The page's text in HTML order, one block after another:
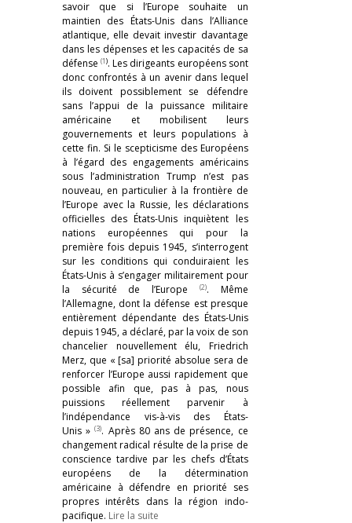
savoir que si l’Europe souhaite un
maintien des États-Unis dans l’Alliance
atlantique, elle devait investir davantage
dans les dépenses et les capacités de sa
défense(1). Les dirigeants européens sont
donc confrontés à un avenir dans lequel
ils doivent possiblement se défendre
sans l’appui de la puissance militaire
américaine et mobilisent leurs
gouvernements et leurs populations à
cette fin. Si le scepticisme des Européens
à l’égard des engagements américains
sous l’administration Trump n’est pas
nouveau, en particulier à la frontière de
l’Europe avec la Russie, les déclarations
officielles des États-Unis inquiètent les
nations européennes qui pour la
première fois depuis 1945, s’interrogent
sur les conditions qui conduiraient les
États-Unis à s’engager militairement pour
la sécurité de l’Europe
(2). Même
l’Allemagne, dont la défense est presque
entièrement dépendante des États-Unis
depuis 1945, a déclaré, par la voix de son
chancelier nouvellement élu, Friedrich
Merz, que « [sa] priorité absolue sera de
renforcer l’Europe aussi rapidement que
possible afin que, pas à pas, nous
puissions réellement parvenir à
l’indépendance vis-à-vis des États-
Unis »(3). Après 80 ans de présence, ce
changement radical résulte de la prise de
conscience tardive par les chefs d’États
européens de la détermination
américaine à défendre en priorité ses
propres intérêts dans la région indo-
pacifique. Lire la suite